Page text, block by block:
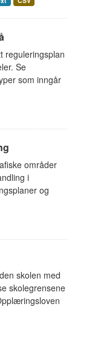
reguleringsplan
Se
som inngår
områder
i
og
skolen med
skolegrensene